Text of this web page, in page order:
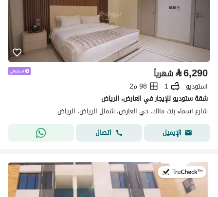
⃁6,290 شهرياً
استوديو 1
98 م2
شقة ستوديو للإيجار في العارض، الرياض
شارع اسماء بنت مالك، حي العارض، شمال الرياض، الرياض
الإيميل
اتصال
في:25 يوليو 2026